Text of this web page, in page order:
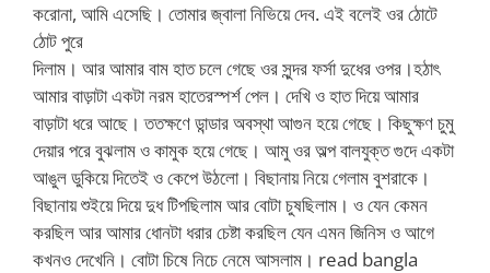
করোনা, আমি এসেছি। তোমার জ্বালা নিভিয়ে দেব. এই বলেই ওর ঠোটে
ঠোট পুরে
দিলাম। আর আমার বাম হাত চলে গেছে ওর সুন্দর ফর্সা দুধের ওপর।হঠাৎ
আমার বাড়াটা একটা নরম হাতেরস্পর্শ পেল। দেখি ও হাত দিয়ে আমার
বাড়াটা ধরে আছে। ততক্ষণে ডান্ডার অবস্থা আগুন হয়ে গেছে। কিছুক্ষণ চুমু
দেয়ার পরে বুঝলাম ও কামুক হয়ে গেছে। আমু ওর অল্প বালযুক্ত গুদে একটা
আঙুল ডুকিয়ে দিতেই ও কেপে উঠলো। বিছানায় নিয়ে গেলাম বুশরাকে।
বিছানায় শুইয়ে দিয়ে দুধ টিপছিলাম আর বোটা চুষছিলাম। ও যেন কেমন
করছিল আর আমার ধোনটা ধরার চেষ্টা করছিল যেন এমন জিনিস ও আগে
কখনও দেখেনি। বোটা চিষে নিচে নেমে আসলাম। read bangla